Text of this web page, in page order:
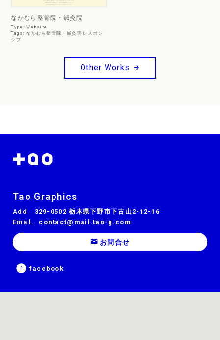
なかむら整骨院・鍼灸院
Type:Website
Tags:なかむら整骨院・鍼灸院 レスポン
シブ
Other Works
Tao Graphics
Add.
329-0502 栃木県下野市下古山2-12-16
Email.
contact@mail.tao-g.com
お問合せ
facebook